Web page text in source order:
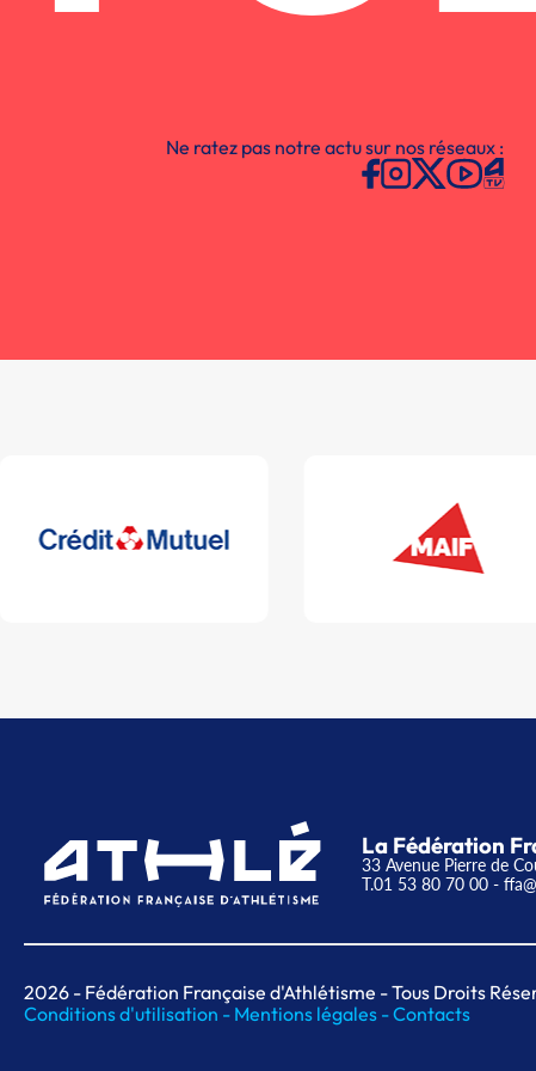
Ne ratez pas notre actu sur nos réseaux :
La Fédération
33 Avenue Pierre de
T.01 53 80 70 00 -
2026 - Fédération Française d'Athlétisme - Tous Droits
Conditions d'utilisation - Mentions légales -Contacts